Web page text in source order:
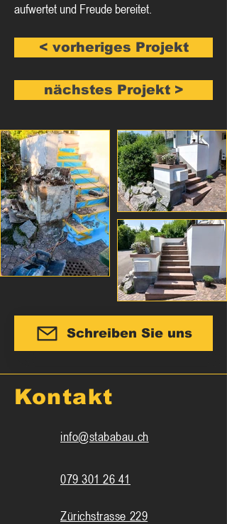
aufwertet und Freude bereitet.
< vorheriges Projekt
nächstes Projekt >
Schreiben Sie uns
Kontakt
info@stababau.ch
079 301 26 41
Zürichstrasse 229